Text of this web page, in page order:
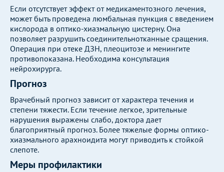
Если отсутствует эффект от медикаментозного лечения,
может быть проведена люмбальная пункция с введением
кислорода в оптико-хиазмальную цистерну. Она
позволяет разрушить соединительнотканные сращения.
Операция при отеке ДЗН, плеоцитозе и менингите
противопоказана. Необходима консультация
нейрохирурга.
Прогноз
Врачебный прогноз зависит от характера течения и
степени тяжести. Если течение легкое, зрительные
нарушения выражены слабо, доктора дает
благоприятный прогноз. Более тяжелые формы оптико-
хиазмального арахноидита могут приводить к стойкой
слепоте.
Меры профилактики